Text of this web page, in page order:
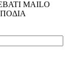
MAILO